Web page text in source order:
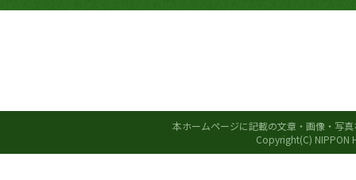
本ホームページに記載の文章・画像・写
Copyright(C) NIPPON